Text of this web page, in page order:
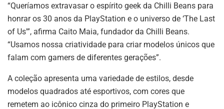
“Queríamos extravasar o espírito geek da Chilli Beans para
honrar os 30 anos da PlayStation e o universo de ‘The Last
of Us'”, afirma Caito Maia, fundador da Chilli Beans.
“Usamos nossa criatividade para criar modelos únicos que
falam com gamers de diferentes gerações”.
A coleção apresenta uma variedade de estilos, desde
modelos quadrados até esportivos, com cores que
remetem ao icônico cinza do primeiro PlayStation e